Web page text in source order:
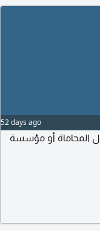
52 days ago
المحاماة أو مؤسسة